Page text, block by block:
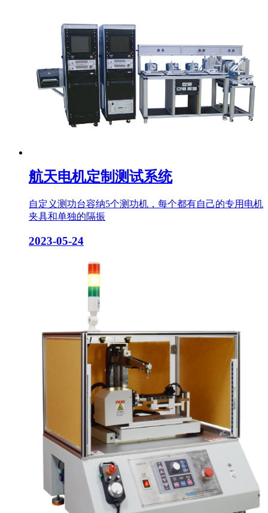
航天电机定制测试系统
自定义测功台容纳5个测功机，每个都有自己的专用电机
夹具和单独的隔振
2023-05-24